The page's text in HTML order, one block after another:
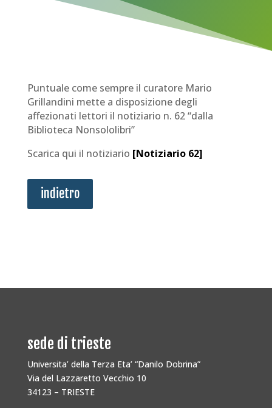
Puntuale come sempre il curatore Mario
Grillandini mette a disposizione degli
affezionati lettori il notiziario n. 62 “dalla
Biblioteca Nonsololibri”
Scarica qui il notiziario [Notiziario 62]
indietro
sede di trieste
Universita’ della Terza Eta’ “Danilo Dobrina”
Via del Lazzaretto Vecchio 10
34123 – TRIESTE